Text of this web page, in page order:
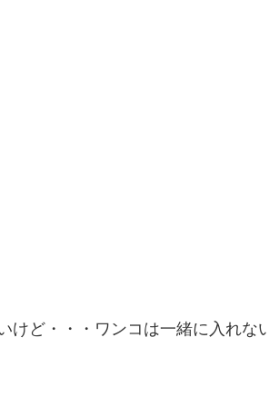
ど・・・ワンコは一緒に入れな